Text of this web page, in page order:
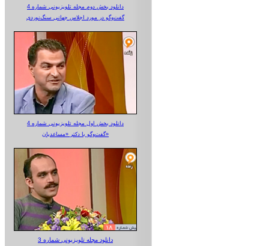
دانلود بخش دوم مجله تلویزیونی شماره 4
گفت‌وگو در مورد اجلاس جهانی سنگ‌نوردی
دانلود بخش اول مجله تلویزیونی شماره 4
گفت‌وگو با دکتر «مساعدیان»
دانلود مجله تلویزیونی شماره 3